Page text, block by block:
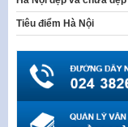
Tiêu điểm Hà Nội